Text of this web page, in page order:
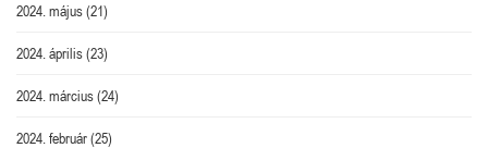
2024. május(21)
2024. április(23)
2024. március(24)
2024. február(25)